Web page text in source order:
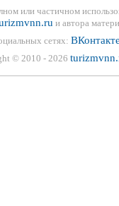
или частичном
и автора
сетях:
© 2010 - 2026